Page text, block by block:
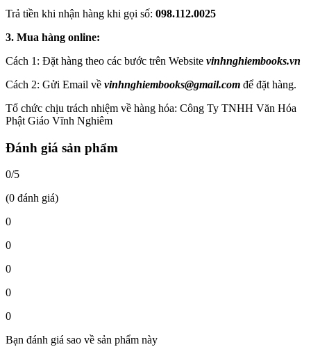
Trả tiền khi nhận hàng khi gọi số: 098.112.0025
3. Mua hàng online:
Cách 1: Đặt hàng theo các bước trên Website vinhnghiembooks.vn
Cách 2: Gửi Email về vinhnghiembooks@gmail.com để đặt hàng.
Tổ chức chịu trách nhiệm về hàng hóa: Công Ty TNHH Văn Hóa
Phật Giáo Vĩnh Nghiêm
Đánh giá sản phẩm
0/5
(0 đánh giá)
0
0
0
0
0
Bạn đánh giá sao về sản phẩm này